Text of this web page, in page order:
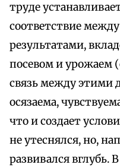
труде
соответствие
результатами,
посевом и урожаем
связь между этими
осязаема,
что и создает
не утеснялся, но,
развивался вглубь.